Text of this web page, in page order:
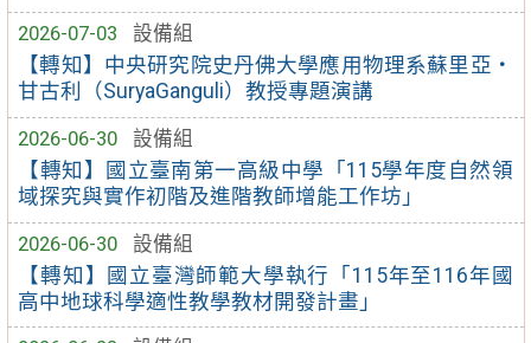
2026-07-03
設備組
【轉知】中央研究院史丹佛大學應用物理系蘇里亞・
甘古利（SuryaGanguli）教授專題演講
2026-06-30
設備組
【轉知】國立臺南第一高級中學「115學年度自然領
域探究與實作初階及進階教師增能工作坊」
2026-06-30
設備組
【轉知】國立臺灣師範大學執行「115年至116年國
高中地球科學適性教學教材開發計畫」